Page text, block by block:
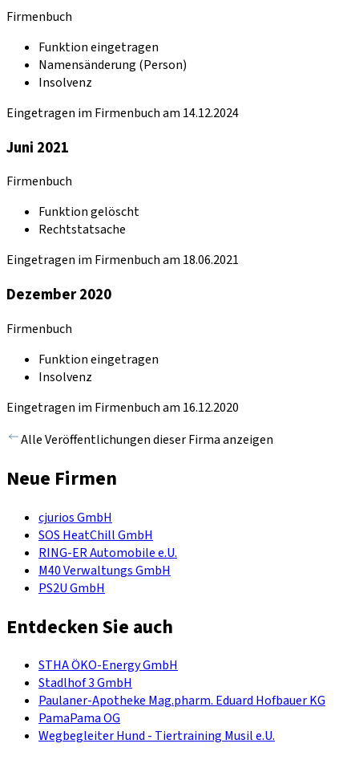
Firmenbuch
Funktion eingetragen
Namensänderung (Person)
Insolvenz
Eingetragen im Firmenbuch am 14.12.2024
Juni 2021
Firmenbuch
Funktion gelöscht
Rechtstatsache
Eingetragen im Firmenbuch am 18.06.2021
Dezember 2020
Firmenbuch
Funktion eingetragen
Insolvenz
Eingetragen im Firmenbuch am 16.12.2020
Alle Veröffentlichungen dieser Firma anzeigen
Neue Firmen
cjurios GmbH
SOS HeatChill GmbH
RING-ER Automobile e.U.
M40 Verwaltungs GmbH
PS2U GmbH
Entdecken Sie auch
STHA ÖKO-Energy GmbH
Stadlhof 3 GmbH
Paulaner-Apotheke Mag.pharm. Eduard Hofbauer KG
PamaPama OG
Wegbegleiter Hund - Tiertraining Musil e.U.